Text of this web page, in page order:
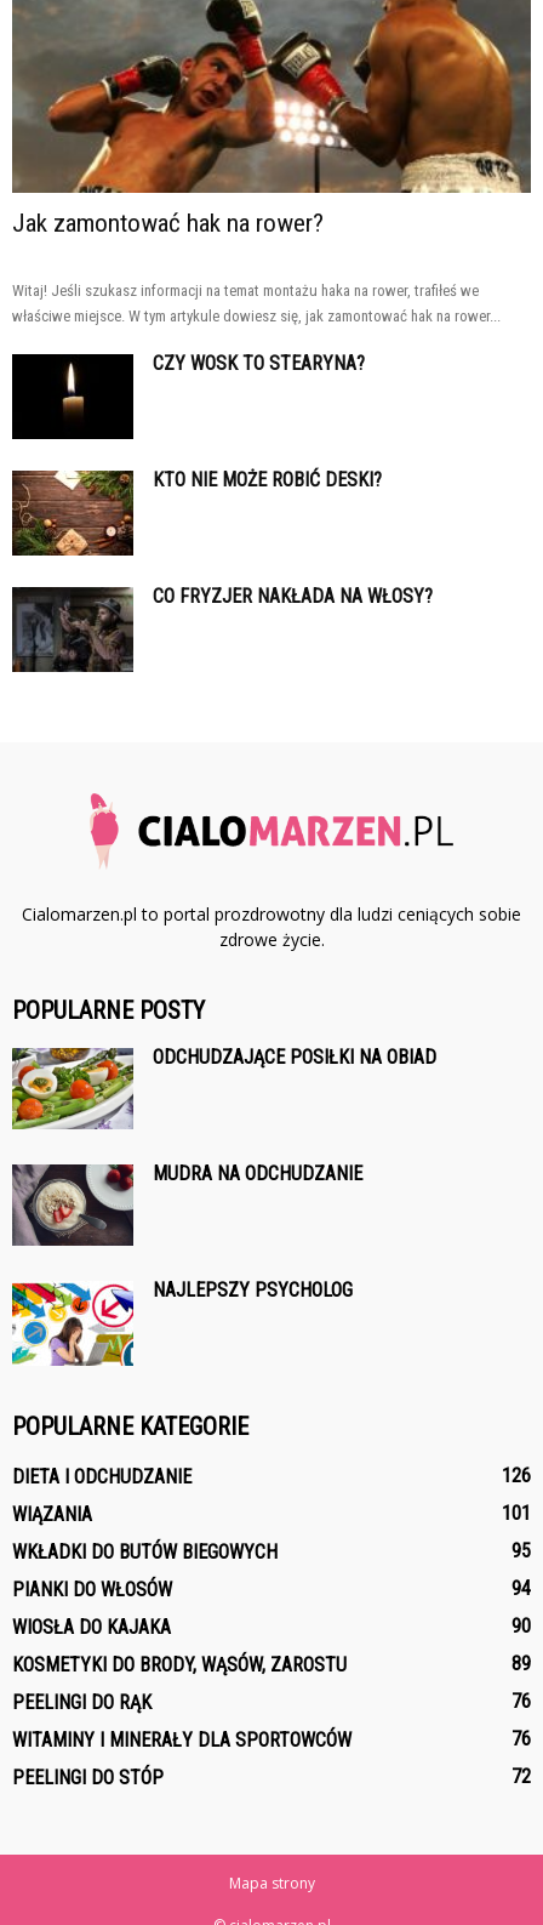
Jak zamontować hak na rower?
Witaj! Jeśli szukasz informacji na temat montażu haka na rower, trafiłeś we
właściwe miejsce. W tym artykule dowiesz się, jak zamontować hak na rower...
CZY WOSK TO STEARYNA?
KTO NIE MOŻE ROBIĆ DESKI?
CO FRYZJER NAKŁADA NA WŁOSY?
Cialomarzen.pl to portal prozdrowotny dla ludzi ceniących sobie
zdrowe życie.
POPULARNE POSTY
ODCHUDZAJĄCE POSIŁKI NA OBIAD
MUDRA NA ODCHUDZANIE
NAJLEPSZY PSYCHOLOG
POPULARNE KATEGORIE
DIETA I ODCHUDZANIE
126
WIĄZANIA
101
WKŁADKI DO BUTÓW BIEGOWYCH
95
PIANKI DO WŁOSÓW
94
WIOSŁA DO KAJAKA
90
KOSMETYKI DO BRODY, WĄSÓW, ZAROSTU
89
PEELINGI DO RĄK
76
WITAMINY I MINERAŁY DLA SPORTOWCÓW
76
PEELINGI DO STÓP
72
Mapa strony